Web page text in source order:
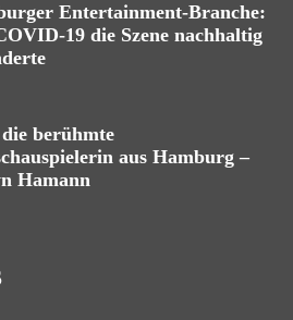
Entertainment-Branche:
19 die Szene nachhaltig
berühmte
aus Hamburg –
Hamann